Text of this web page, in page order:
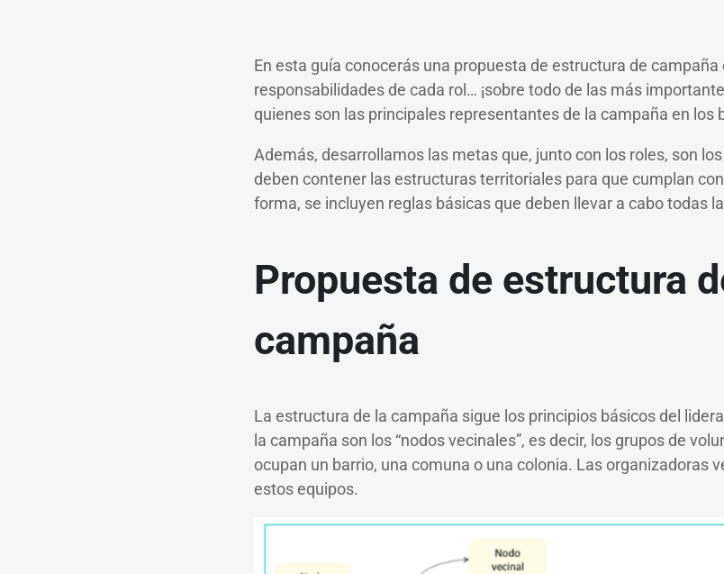
En esta guía conocerás una propuesta de estructura de
responsabilidades de cada rol… ¡sobre todo de las más
quienes son las principales representantes de la campaña en los
Además, desarrollamos las metas que, junto con los roles, son
deben contener las estructuras territoriales para que cumplan
forma, se incluyen reglas básicas que deben llevar a cabo todas
Propuesta de estructura
campaña
La estructura de la campaña sigue los principios básicos del
la campaña son los “nodos vecinales”, es decir, los grupos de
ocupan un barrio, una comuna o una colonia. Las organizadoras
estos equipos.